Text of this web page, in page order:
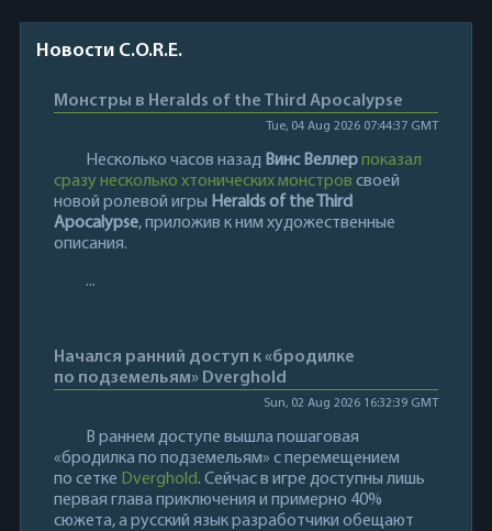
Новости C.O.R.E.
Монстры в Heralds of the Third Apocalypse
Tue, 04 Aug 2026 07:44:37 GMT
Несколько часов назад Винс Веллер показал
сразу несколько хтонических монстров своей
новой ролевой игры Heralds of the Third
Apocalypse, приложив к ним художественные
описания.
...
Начался ранний доступ к «бродилке
по подземельям» Dverghold
Sun, 02 Aug 2026 16:32:39 GMT
В раннем доступе вышла пошаговая
«бродилка по подземельям» с перемещением
по сетке Dverghold. Сейчас в игре доступны лишь
первая глава приключения и примерно 40%
сюжета, а русский язык разработчики обещают